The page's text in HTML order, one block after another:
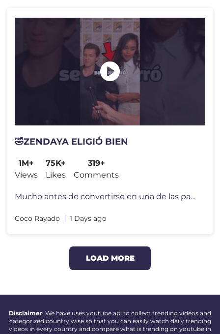
🤣ZENDAYA ELIGIÓ BIEN
1M+
Views
75K+
Likes
319+
Comments
Mucho antes de convertirse en una de las parejas más queridas de Holl
Coco Rayado 1 Days ago
LOAD MORE
Disclaimer: We have uses youtube api to collect trending videos and
categorized country wise so that you can easily watch daily trending
videos in every country and compare what is trending on youtube in